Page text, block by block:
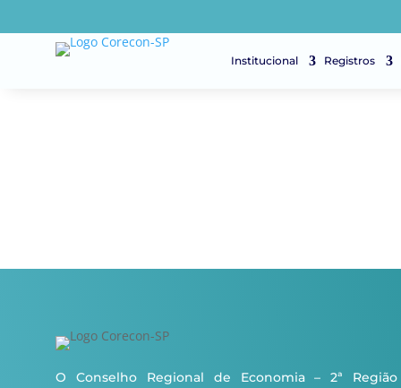
Institucional Registros
O Conselho Regional de Economia – 2ª Região